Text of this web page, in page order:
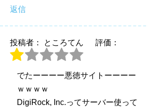
返信
投稿者： ところてん 評価：
でたーーーー悪徳サイトーーーー
ｗｗｗｗ
DigiRock, Inc.ってサーバー使って